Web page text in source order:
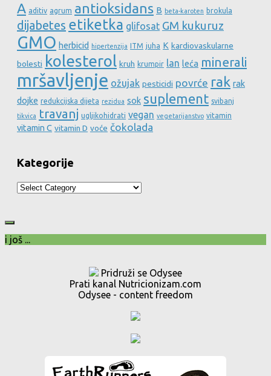
A aditiv agrum antioksidans B beta-karoten brokula
dijabetes etiketka glifosat GM kukuruz
GMO herbicid hipertenzija ITM juha K kardiovaskularne
bolesti kolesterol kruh krumpir lan leća minerali
mršavljenje ožujak pesticidi povrće rak rak
dojke redukcijska dijeta rezidua sok suplement svibanj
tikvica travanj ugljikohidrati vegan vegetarijanstvo vitamin
vitamin C vitamin D voće čokolada
Kategorije
Kategorije
i još ...
Pridruži se Odysee
Prati kanal Nutricionizam.com
Odysee - content freedom